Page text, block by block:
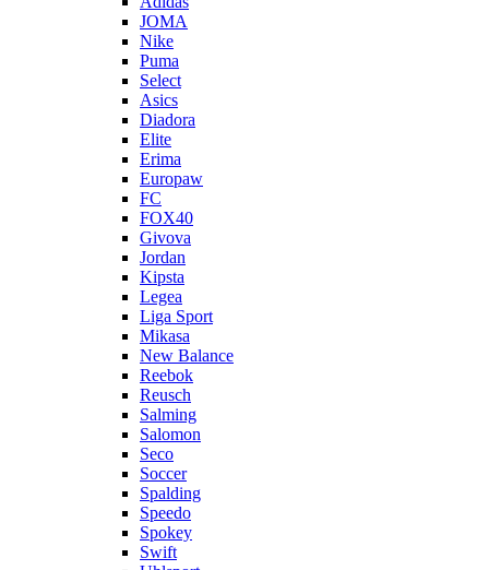
JOMA
Nike
Puma
Select
Asics
Diadora
Elite
Erima
Europaw
FC
FOX40
Givova
Jordan
Kipsta
Legea
Liga Sport
Mikasa
New Balance
Reebok
Reusch
Salming
Salomon
Seco
Soccer
Spalding
Speedo
Spokey
Swift